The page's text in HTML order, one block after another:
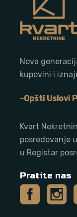
Nova
kupovini i
-Opšti Uslovi
Kvart
posredovanje
u Registar
Pratite nas